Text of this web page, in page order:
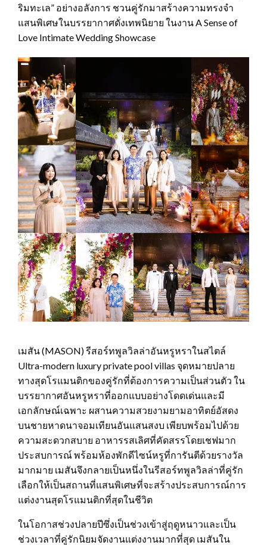
ริมทะเล” อย่างอลังการ ชวนคู่รักมาสร้างความทรงจำ
แสนพิเศษในบรรยากาศดั่งเทพนิยาย ในงาน A Sense of
Love Intimate Wedding Showcase
เมสัน (MASON) รีสอร์ทพูลวิลล่าอันหรูหราในสไตล์
Ultra-modern luxury private pool villas จุดหมายปลาย
ทางสุดโรแมนติกของคู่รักที่ต้องการความเป็นส่วนตัว ใน
บรรยากาศอันหรูหราที่ออกแบบอย่างโดดเด่นและมี
เอกลักษณ์เฉพาะ ผสานความสวยงามยามอาทิตย์อัสดง
บนชายหาดนาจอมเทียนอันแสนสงบ เพียบพร้อมไปด้วย
ความสะดวกสบาย อาหารรสเลิศที่คัดสรรโดยเชฟมาก
ประสบการณ์ พร้อมห้องพักดีไซน์หรูที่การันตีด้วยรางวัล
มากมาย เมสันจึงกลายเป็นหนึ่งในรีสอร์ทพูลวิลล่าที่คู่รัก
เลือกให้เป็นสถานที่แสนพิเศษที่จะสร้างประสบการณ์การ
แต่งงานสุดโรแมนติกที่สุดในชีวิต
ในโอกาสช่วงปลายปีซึ่งเป็นช่วงเข้าสู่ฤดูหนาวและเป็น
ช่วงเวลาที่คู่รักนิยมจัดงานแต่งงานมากที่สุด เมสันใน